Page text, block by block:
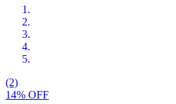
(2)
14% OFF